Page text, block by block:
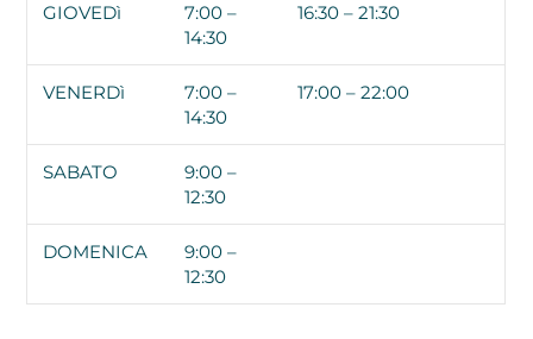
GIOVEDì
7:00 –
14:30
16:30 – 21:30
VENERDì
7:00 –
14:30
17:00 – 22:00
SABATO
9:00 –
12:30
DOMENICA
9:00 –
12:30